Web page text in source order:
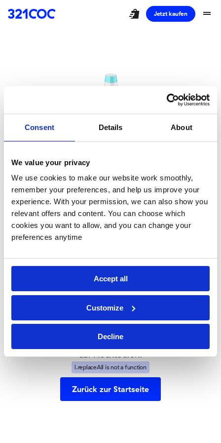
Consent Details About
We value your privacy
We use cookies to make our website work smoothly,
remember your preferences, and help us improve your
experience. With your permission, we can also show you
relevant offers and content. You can choose which
cookies you want to allow, and you can change your
preferences anytime
Accept all
Customize
Decline
shopping_bag_speed Jetzt kaufen drag_handle
Ups!
Sie haben eine
falsche
Abzweigung
genommen
Es sieht so aus, als hätten Sie eine Seite gefunden,
die in den Urlaub gegangen ist.
Aber keine Sorge—unsere Website läuft weiterhin
auf Hochtouren!
l.replaceAll is not a function
Zurück zur Startseite